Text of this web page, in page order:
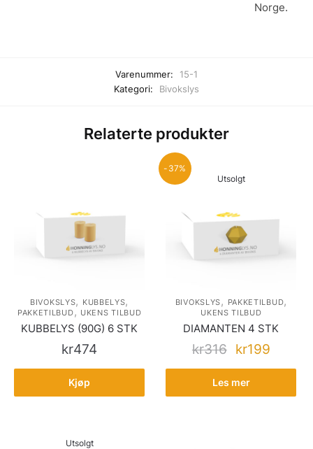
Norge.
Varenummer:
15-1
Kategori:
Bivokslys
Relaterte produkter
BIVOKSLYS, KUBBELYS,
PAKKETILBUD , UKENS TILBUD
KUBBELYS (90G) 6 STK
kr474
Kjøp
-37%
Utsolgt
BIVOKSLYS , PAKKETILBUD,
UKENS TILBUD
DIAMANTEN 4 STK
kr316 kr199
Les mer
Utsolgt